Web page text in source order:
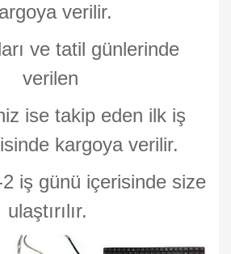
verilir.
ve tatil günlerinde
verilen
ise takip eden ilk iş
kargoya verilir.
iş günü içerisinde size
ulaştırılır.